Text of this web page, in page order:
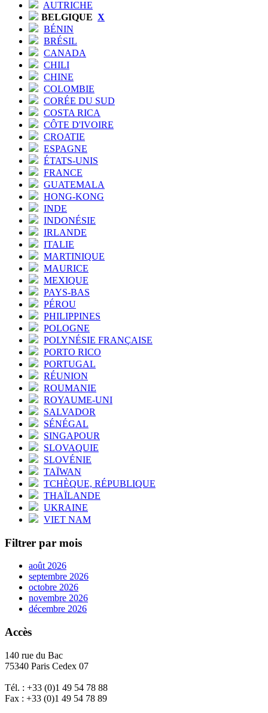
AUTRICHE
BELGIQUE X
BÉNIN
BRÉSIL
CANADA
CHILI
CHINE
COLOMBIE
CORÉE DU SUD
COSTA RICA
CÔTE D'IVOIRE
CROATIE
ESPAGNE
ÉTATS-UNIS
FRANCE
GUATEMALA
HONG-KONG
INDE
INDONÉSIE
IRLANDE
ITALIE
MARTINIQUE
MAURICE
MEXIQUE
PAYS-BAS
PÉROU
PHILIPPINES
POLOGNE
POLYNÉSIE FRANÇAISE
PORTO RICO
PORTUGAL
RÉUNION
ROUMANIE
ROYAUME-UNI
SALVADOR
SÉNÉGAL
SINGAPOUR
SLOVAQUIE
SLOVÉNIE
TAÏWAN
TCHÈQUE, RÉPUBLIQUE
THAÏLANDE
UKRAINE
VIET NAM
Filtrer par mois
août 2026
septembre 2026
octobre 2026
novembre 2026
décembre 2026
Accès
140 rue du Bac
75340 Paris Cedex 07
Tél. : +33 (0)1 49 54 78 88
Fax : +33 (0)1 49 54 78 89